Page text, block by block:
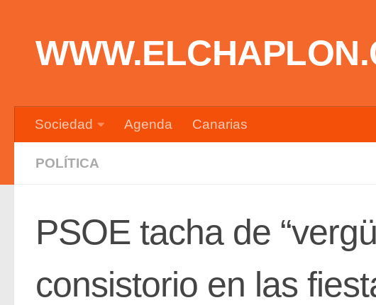
Sociedad Agenda Canarias
POLÍTICA
PSOE tacha de
consistorio en las